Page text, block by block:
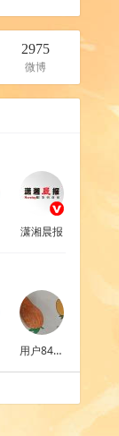
2975
微博
潇湘晨报
用户8409933423